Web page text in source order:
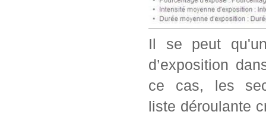
Il se peut
d’exposition
ce cas, les
liste déroulante